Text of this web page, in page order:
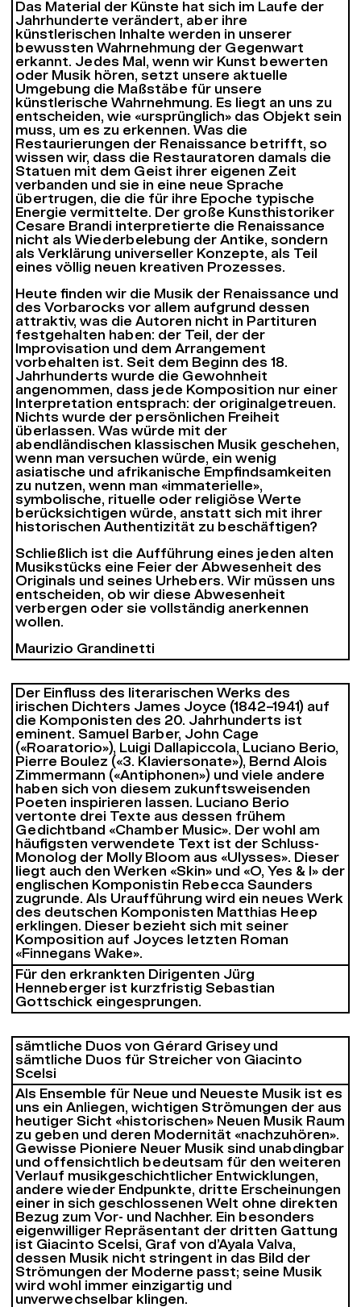
Das Material der Künste hat sich im Laufe der
Jahrhunderte verändert, aber ihre
künstlerischen Inhalte werden in unserer
bewussten Wahrnehmung der Gegenwart
erkannt. Jedes Mal, wenn wir Kunst bewerten
oder Musik hören, setzt unsere aktuelle
Umgebung die Maßstäbe für unsere
künstlerische Wahrnehmung. Es liegt an uns zu
entscheiden, wie «ursprünglich» das Objekt sein
muss, um es zu erkennen. Was die
Restaurierungen der Renaissance betrifft, so
wissen wir, dass die Restauratoren damals die
Statuen mit dem Geist ihrer eigenen Zeit
verbanden und sie in eine neue Sprache
übertrugen, die die für ihre Epoche typische
Energie vermittelte. Der große Kunsthistoriker
Cesare Brandi interpretierte die Renaissance
nicht als Wiederbelebung der Antike, sondern
als Verklärung universeller Konzepte, als Teil
eines völlig neuen kreativen Prozesses.
Heute finden wir die Musik der Renaissance und
des Vorbarocks vor allem aufgrund dessen
attraktiv, was die Autoren nicht in Partituren
festgehalten haben: der Teil, der der
Improvisation und dem Arrangement
vorbehalten ist. Seit dem Beginn des 18.
Jahrhunderts wurde die Gewohnheit
angenommen, dass jede Komposition nur einer
Interpretation entsprach: der originalgetreuen.
Nichts wurde der persönlichen Freiheit
überlassen. Was würde mit der
abendländischen klassischen Musik geschehen,
wenn man versuchen würde, ein wenig
asiatische und afrikanische Empfindsamkeiten
zu nutzen, wenn man «immaterielle»,
symbolische, rituelle oder religiöse Werte
berücksichtigen würde, anstatt sich mit ihrer
historischen Authentizität zu beschäftigen?
Schließlich ist die Aufführung eines jeden alten
Musikstücks eine Feier der Abwesenheit des
Originals und seines Urhebers. Wir müssen uns
entscheiden, ob wir diese Abwesenheit
verbergen oder sie vollständig anerkennen
wollen.
Maurizio Grandinetti
Der Einfluss des literarischen Werks des
irischen Dichters James Joyce (1842–1941) auf
die Komponisten des 20. Jahrhunderts ist
eminent. Samuel Barber, John Cage
(«Roaratorio»), Luigi Dallapiccola, Luciano Berio,
Pierre Boulez («3. Klaviersonate»), Bernd Alois
Zimmermann («Antiphonen») und viele andere
haben sich von diesem zukunftsweisenden
Poeten inspirieren lassen. Luciano Berio
vertonte drei Texte aus dessen frühem
Gedichtband «Chamber Music». Der wohl am
häufigsten verwendete Text ist der Schluss-
Monolog der Molly Bloom aus «Ulysses». Dieser
liegt auch den Werken «Skin» und «O, Yes & I» der
englischen Komponistin Rebecca Saunders
zugrunde. Als Uraufführung wird ein neues Werk
des deutschen Komponisten Matthias Heep
erklingen. Dieser bezieht sich mit seiner
Komposition auf Joyces letzten Roman
«Finnegans Wake».
Für den erkrankten Dirigenten Jürg
Henneberger ist kurzfristig Sebastian
Gottschick eingesprungen.
sämtliche Duos von Gérard Grisey und
sämtliche Duos für Streicher von Giacinto
Scelsi
Als Ensemble für Neue und Neueste Musik ist es
uns ein Anliegen, wichtigen Strömungen der aus
heutiger Sicht «historischen» Neuen Musik Raum
zu geben und deren Modernität «nachzuhören».
Gewisse Pioniere Neuer Musik sind unabdingbar
und offensichtlich bedeutsam für den weiteren
Verlauf musikgeschichtlicher Entwicklungen,
andere wieder Endpunkte, dritte Erscheinungen
einer in sich geschlossenen Welt ohne direkten
Bezug zum Vor- und Nachher. Ein besonders
eigenwilliger Repräsentant der dritten Gattung
ist Giacinto Scelsi, Graf von d’Ayala Valva,
dessen Musik nicht stringent in das Bild der
Strömungen der Moderne passt; seine Musik
wird wohl immer einzigartig und
unverwechselbar klingen.